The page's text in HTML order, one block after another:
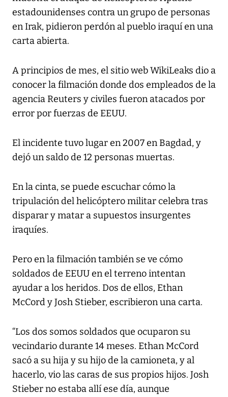
estadounidenses contra un grupo de personas
en Irak, pidieron perdón al pueblo iraquí en una
carta abierta.
A principios de mes, el sitio web WikiLeaks dio a
conocer la filmación donde dos empleados de la
agencia Reuters y civiles fueron atacados por
error por fuerzas de EEUU.
El incidente tuvo lugar en 2007 en Bagdad, y
dejó un saldo de 12 personas muertas.
En la cinta, se puede escuchar cómo la
tripulación del helicóptero militar celebra tras
disparar y matar a supuestos insurgentes
iraquíes.
Pero en la filmación también se ve cómo
soldados de EEUU en el terreno intentan
ayudar a los heridos. Dos de ellos, Ethan
McCord y Josh Stieber, escribieron una carta.
“Los dos somos soldados que ocuparon su
vecindario durante 14 meses. Ethan McCord
sacó a su hija y su hijo de la camioneta, y al
hacerlo, vio las caras de sus propios hijos. Josh
Stieber no estaba allí ese día, aunque